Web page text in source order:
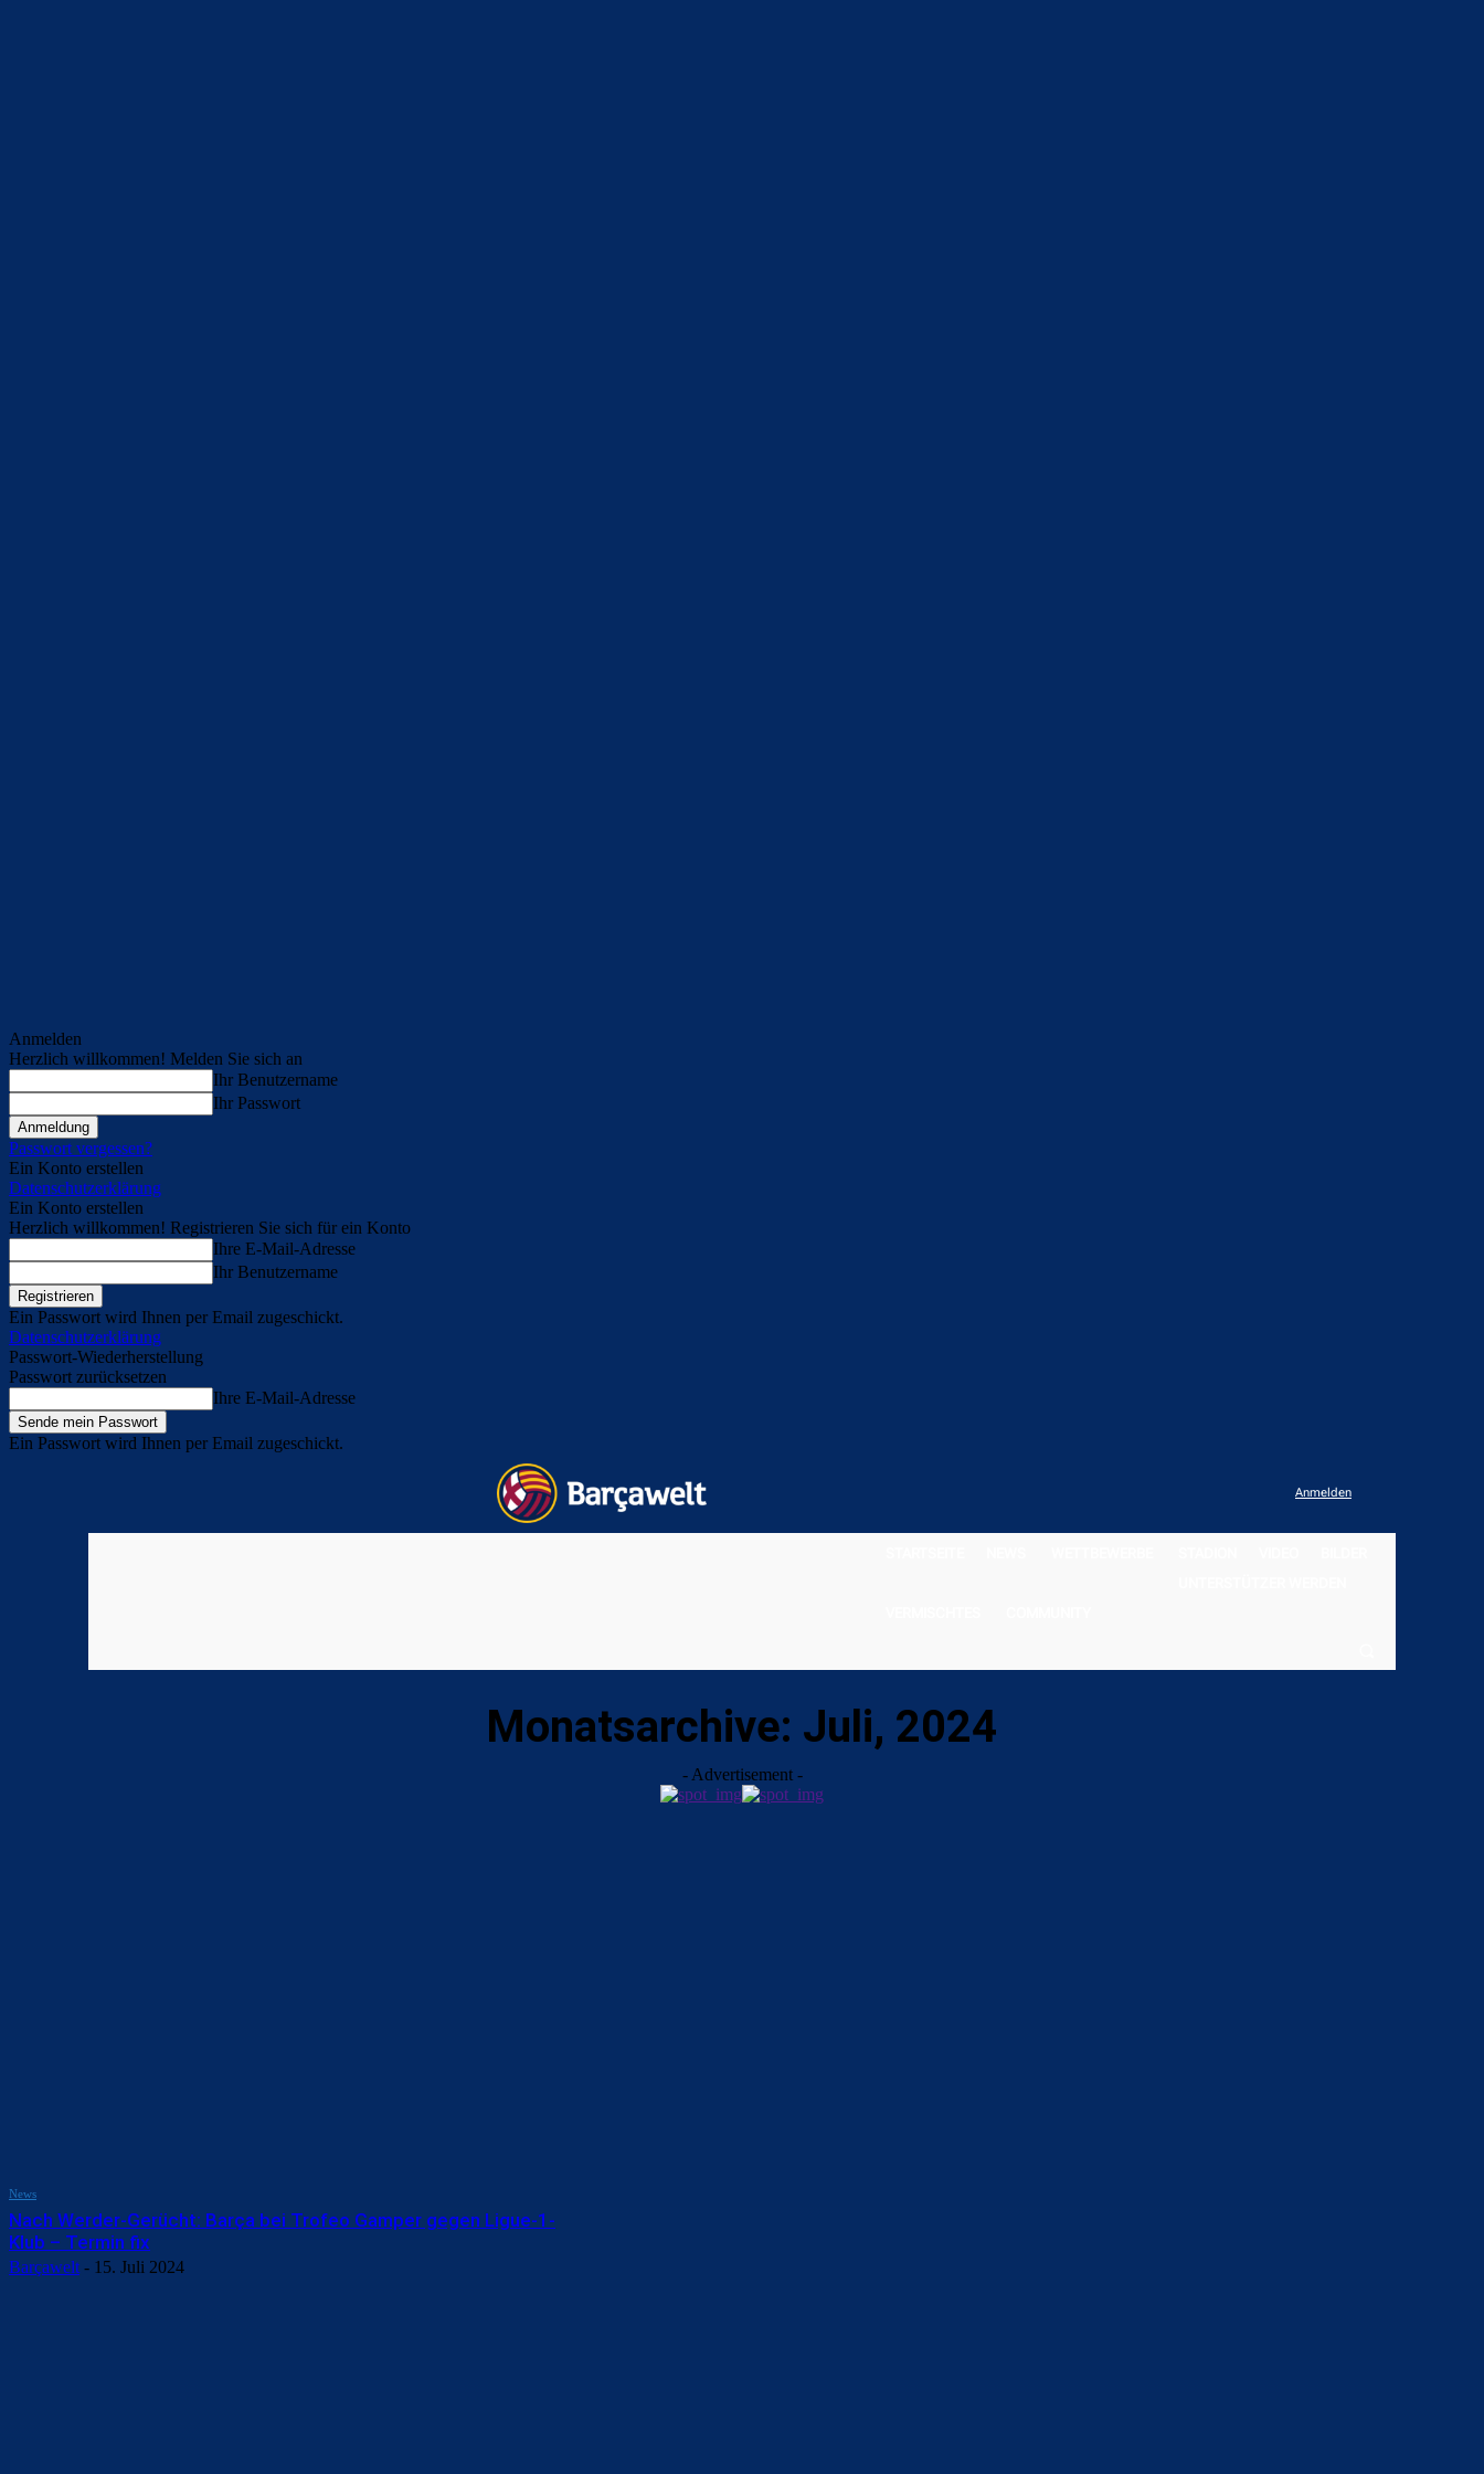
Anmelden
Herzlich willkommen! Melden Sie sich an
Ihr Benutzername
Ihr Passwort
Passwort vergessen?
Ein Konto erstellen
Datenschutzerklärung
Ein Konto erstellen
Herzlich willkommen! Registrieren Sie sich für ein Konto
Ihre E-Mail-Adresse
Ihr Benutzername
Ein Passwort wird Ihnen per Email zugeschickt.
Datenschutzerklärung
Passwort-Wiederherstellung
Passwort zurücksetzen
Ihre E-Mail-Adresse
Ein Passwort wird Ihnen per Email zugeschickt.
Anmelden
Monatsarchive: Juli, 2024
- Advertisement -
News
Nach Werder-Gerücht: Barça bei Trofeo Gamper gegen Ligue-1-
Klub – Termin fix
Barçawelt - 15. Juli 2024